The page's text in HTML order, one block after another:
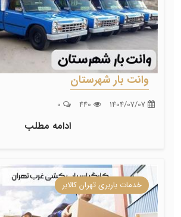
وانت بار شهرستان
ادامه مطلب
خدمات باربری تهران کالابر